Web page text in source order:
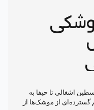
اشغالی تا حیفا به
گسترده‌ای از موشک‌ها از